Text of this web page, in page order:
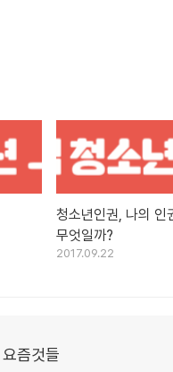
청소년인권, 나의 인
무엇일까?
2017.09.22
즘것들